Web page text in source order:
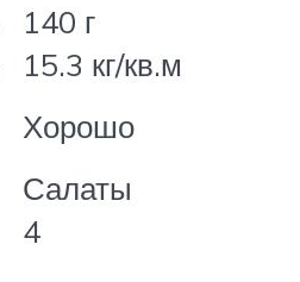
140 г
15.3 кг/кв.м
Хорошо
Салаты
4